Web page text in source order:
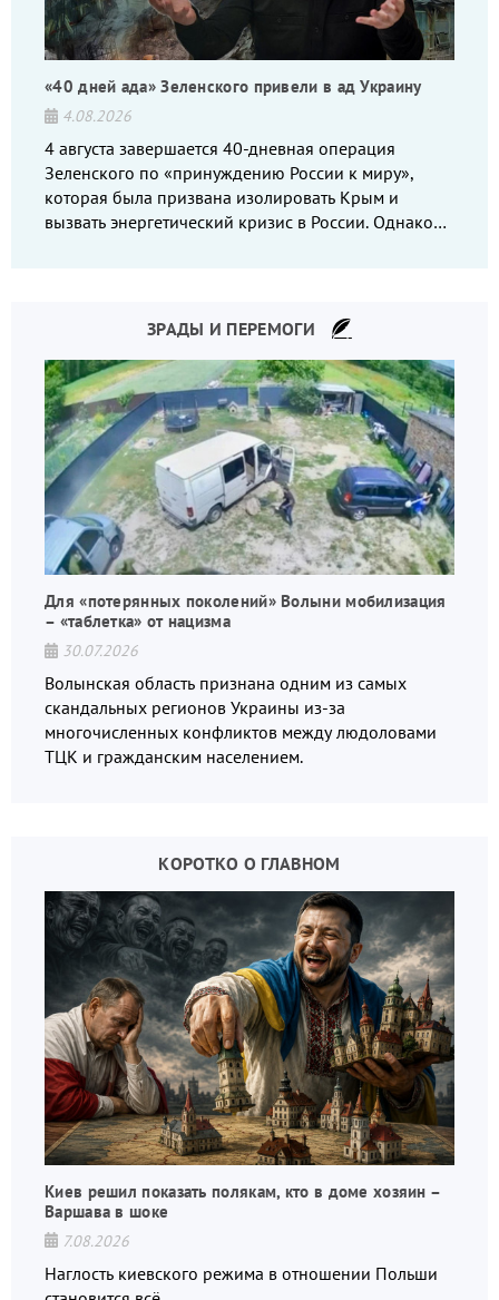
«40 дней ада» Зеленского привели в ад Украину
4.08.2026
4 августа завершается 40-дневная операция
Зеленского по «принуждению России к миру»,
которая была призвана изолировать Крым и
вызвать энергетический кризис в России. Однако
ЗРАДЫ И ПЕРЕМОГИ
Для «потерянных поколений» Волыни мобилизация
– «таблетка» от нацизма
30.07.2026
Волынская область признана одним из самых
скандальных регионов Украины из-за
многочисленных конфликтов между людоловами
ТЦК и гражданским населением.
КОРОТКО О ГЛАВНОМ
Киев решил показать полякам, кто в доме хозяин –
Варшава в шоке
7.08.2026
Наглость киевского режима в отношении Польши